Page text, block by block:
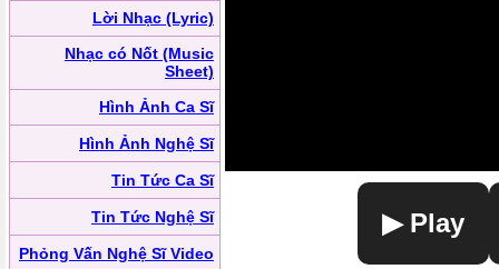
Lời Nhạc (Lyric)
Nhạc có Nốt (Music
Sheet)
Hình Ảnh Ca Sĩ
Hình Ảnh Nghệ Sĩ
Tin Tức Ca Sĩ
Tin Tức Nghệ Sĩ
Phỏng Vấn Nghệ Sĩ Video
▶ Play